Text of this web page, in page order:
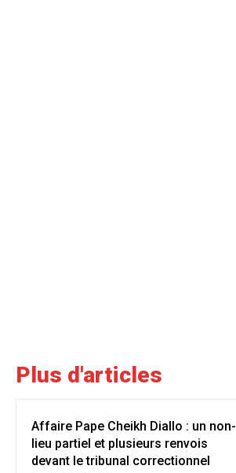
Plus d'articles
Affaire Pape Cheikh Diallo : un non-
lieu partiel et plusieurs renvois
devant le tribunal correctionnel